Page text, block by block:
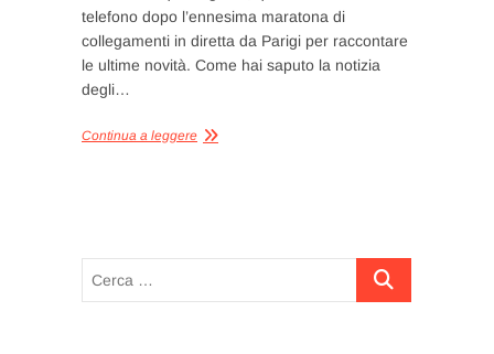
telefono dopo l’ennesima maratona di
collegamenti in diretta da Parigi per raccontare
le ultime novità. Come hai saputo la notizia
degli…
Continua a leggere
Cerca